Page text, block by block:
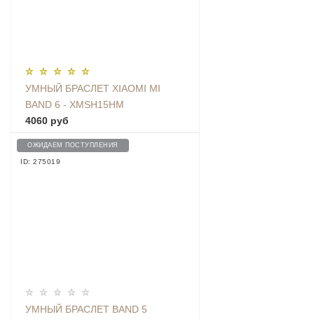
УМНЫЙ БРАСЛЕТ XIAOMI MI
BAND 6 - XMSH15HM
4060 руб
ОЖИДАЕМ ПОСТУПЛЕНИЯ
ID: 275019
УМНЫЙ БРАСЛЕТ BAND 5